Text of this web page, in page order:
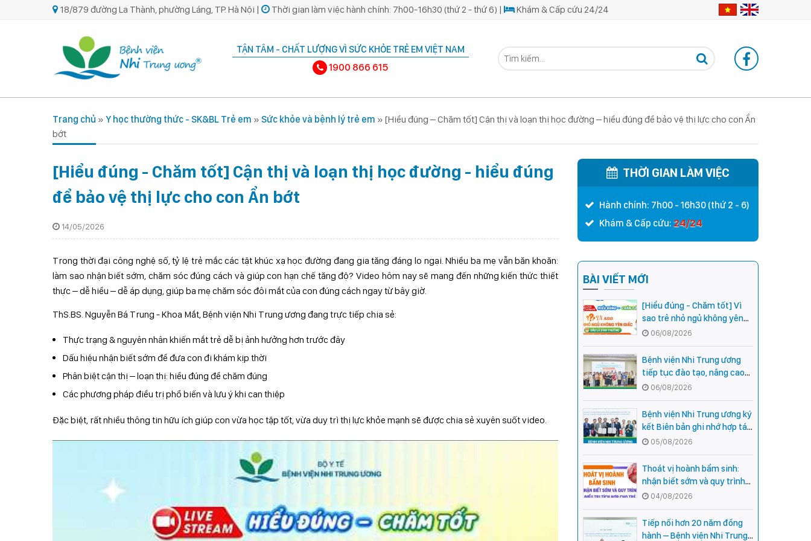
18/879 đường La Thành, phường Láng, TP. Hà Nội | Thời gian làm việc hành chính: 7h00-16h30 (thứ 2 - thứ 6) | Khám & Cấp cứu 24/24
TẬN TÂM - CHẤT LƯỢNG VÌ SỨC KHỎE TRẺ EM VIỆT NAM
1900 866 615
Trang chủ » Y học thường thức - SK&BL Trẻ em » Sức khỏe và bệnh lý trẻ em » [Hiểu đúng – Chăm tốt] Cận thị và loạn thị học đường – hiểu đúng để bảo vệ thị lực cho con Ẩn
bớt
[Hiểu đúng - Chăm tốt] Cận thị và loạn thị học đường - hiểu đúng
để bảo vệ thị lực cho con Ẩn bớt
14/05/2026
Trong thời đại công nghệ số, tỷ lệ trẻ mắc các tật khúc xạ học đường đang gia tăng đáng lo ngại. Nhiều ba mẹ vẫn băn khoăn:
làm sao nhận biết sớm, chăm sóc đúng cách và giúp con hạn chế tăng độ? Video hôm nay sẽ mang đến những kiến thức thiết
thực – dễ hiểu – dễ áp dụng, giúp ba mẹ chăm sóc đôi mắt của con đúng cách ngay từ bây giờ.
ThS.BS. Nguyễn Bá Trung - Khoa Mắt, Bệnh viện Nhi Trung ương đang trực tiếp chia sẻ:
Thực trạng & nguyên nhân khiến mắt trẻ dễ bị ảnh hưởng hơn trước đây
Dấu hiệu nhận biết sớm để đưa con đi khám kịp thời
Phân biệt cận thị – loạn thị: hiểu đúng để chăm đúng
Các phương pháp điều trị phổ biến và lưu ý khi can thiệp
Đặc biệt, rất nhiều thông tin hữu ích giúp con vừa học tập tốt, vừa duy trì thị lực khỏe mạnh sẽ được chia sẻ xuyên suốt video.
THỜI GIAN LÀM VIỆC
Hành chính: 7h00 - 16h30 (thứ 2 - 6)
Khám & Cấp cứu: 24/24
BÀI VIẾT MỚI
[Hiểu đúng - Chăm tốt] Vì
sao trẻ nhỏ ngủ không yên
giấc - Đâu là bình thường,
đâu là dấu hiệu cần đi khám
ngay?
06/08/2026
Bệnh viện Nhi Trung ương
tiếp tục đào tạo, nâng cao
năng lực khám, chữa bệnh
Nhi khoa cho cán bộ y tế tại
các tỉnh miền núi phía Bắc
06/08/2026
Bệnh viện Nhi Trung ương ký
kết Biên bản ghi nhớ hợp tác
với Bệnh viện Nhi Quốc gia
Campuchia
05/08/2026
Thoát vị hoành bẩm sinh:
nhận biết sớm và quy trình
điều trị tích hợp cho trẻ -
chia sẻ từ các chuyên gia
hàng đầu của Bệnh Viện Nhi
Trung ương
04/08/2026
Tiếp nối hơn 20 năm đồng
hành – Bệnh viện Nhi Trung